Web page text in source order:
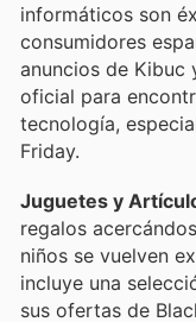
informáticos son
consumidores
anuncios de
oficial para
tecnología,
Friday.
Juguetes y
regalos
niños se vuelven
incluye una
sus ofertas de